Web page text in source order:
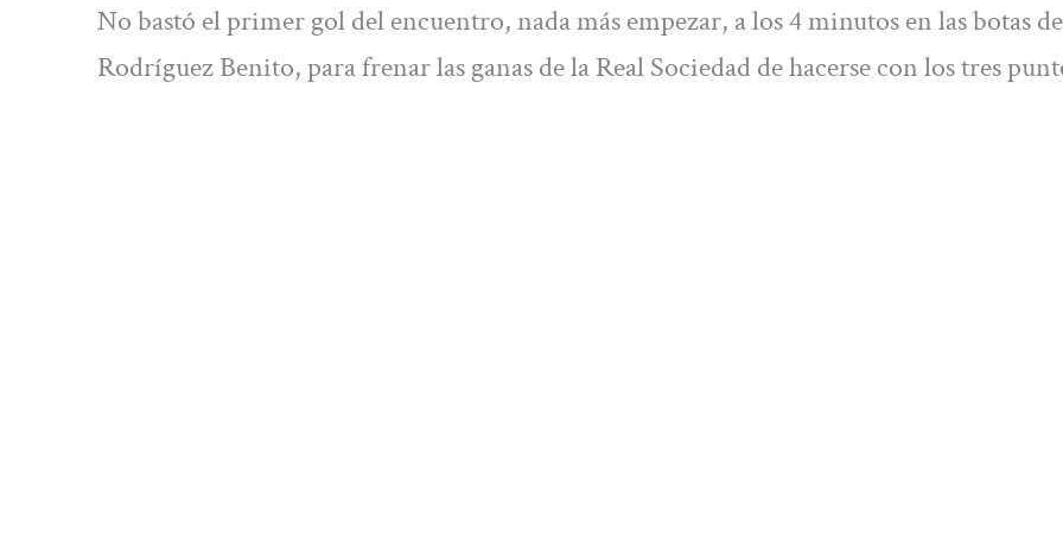
No bastó el primer gol del encuentro, nada más empezar, a los 4 minutos en las botas de
Rodríguez Benito, para frenar las ganas de la Real Sociedad de hacerse con los tres